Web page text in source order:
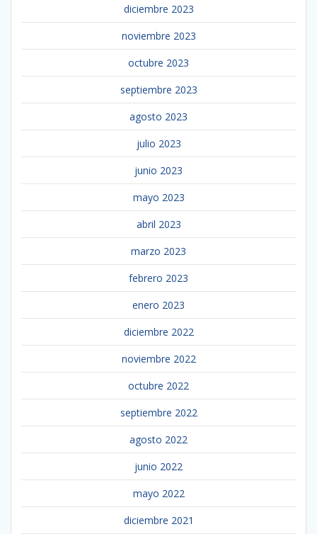
diciembre 2023
noviembre 2023
octubre 2023
septiembre 2023
agosto 2023
julio 2023
junio 2023
mayo 2023
abril 2023
marzo 2023
febrero 2023
enero 2023
diciembre 2022
noviembre 2022
octubre 2022
septiembre 2022
agosto 2022
junio 2022
mayo 2022
diciembre 2021